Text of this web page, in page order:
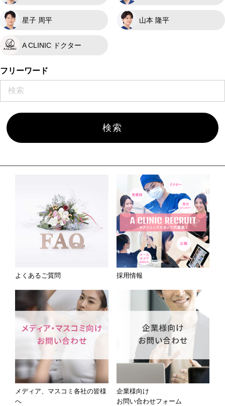
星子 周平 山本 隆平
A CLINIC ドクター
フリーワード
よくあるご質問 採用情報
メディア、マスコミ各社の皆様
へ
企業様向け
お問い合わせフォーム